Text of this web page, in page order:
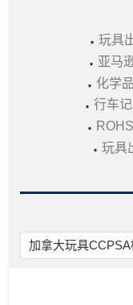
· 玩具
· 亚马
· 化学
· 行车
·
· 玩具
加拿大玩具CCPSA